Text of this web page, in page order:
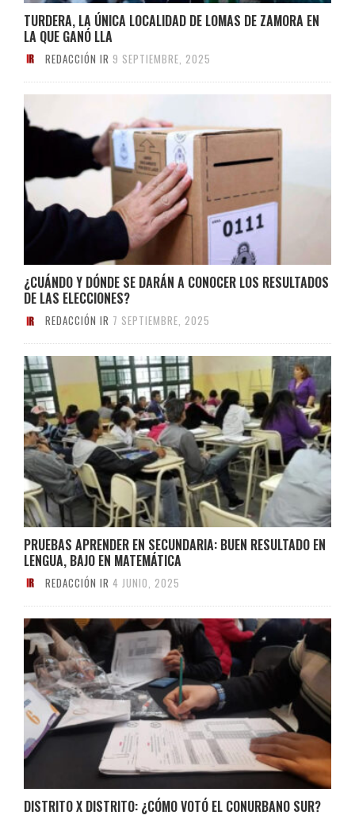
TURDERA, LA ÚNICA LOCALIDAD DE LOMAS DE ZAMORA EN
LA QUE GANÓ LLA
REDACCIÓN IR 9 SEPTIEMBRE, 2025
¿CUÁNDO Y DÓNDE SE DARÁN A CONOCER LOS RESULTADOS
DE LAS ELECCIONES?
REDACCIÓN IR 7 SEPTIEMBRE, 2025
PRUEBAS APRENDER EN SECUNDARIA: BUEN RESULTADO EN
LENGUA, BAJO EN MATEMÁTICA
REDACCIÓN IR 4 JUNIO, 2025
DISTRITO X DISTRITO: ¿CÓMO VOTÓ EL CONURBANO SUR?